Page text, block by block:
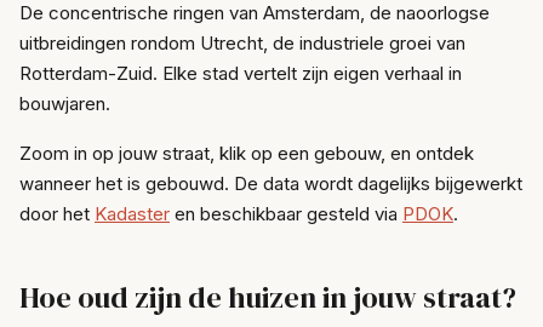
De concentrische ringen van Amsterdam, de naoorlogse
uitbreidingen rondom Utrecht, de industriele groei van
Rotterdam-Zuid. Elke stad vertelt zijn eigen verhaal in
bouwjaren.
Zoom in op jouw straat, klik op een gebouw, en ontdek
wanneer het is gebouwd. De data wordt dagelijks bijgewerkt
door het Kadaster en beschikbaar gesteld via PDOK.
Hoe oud zijn de huizen in jouw straat?